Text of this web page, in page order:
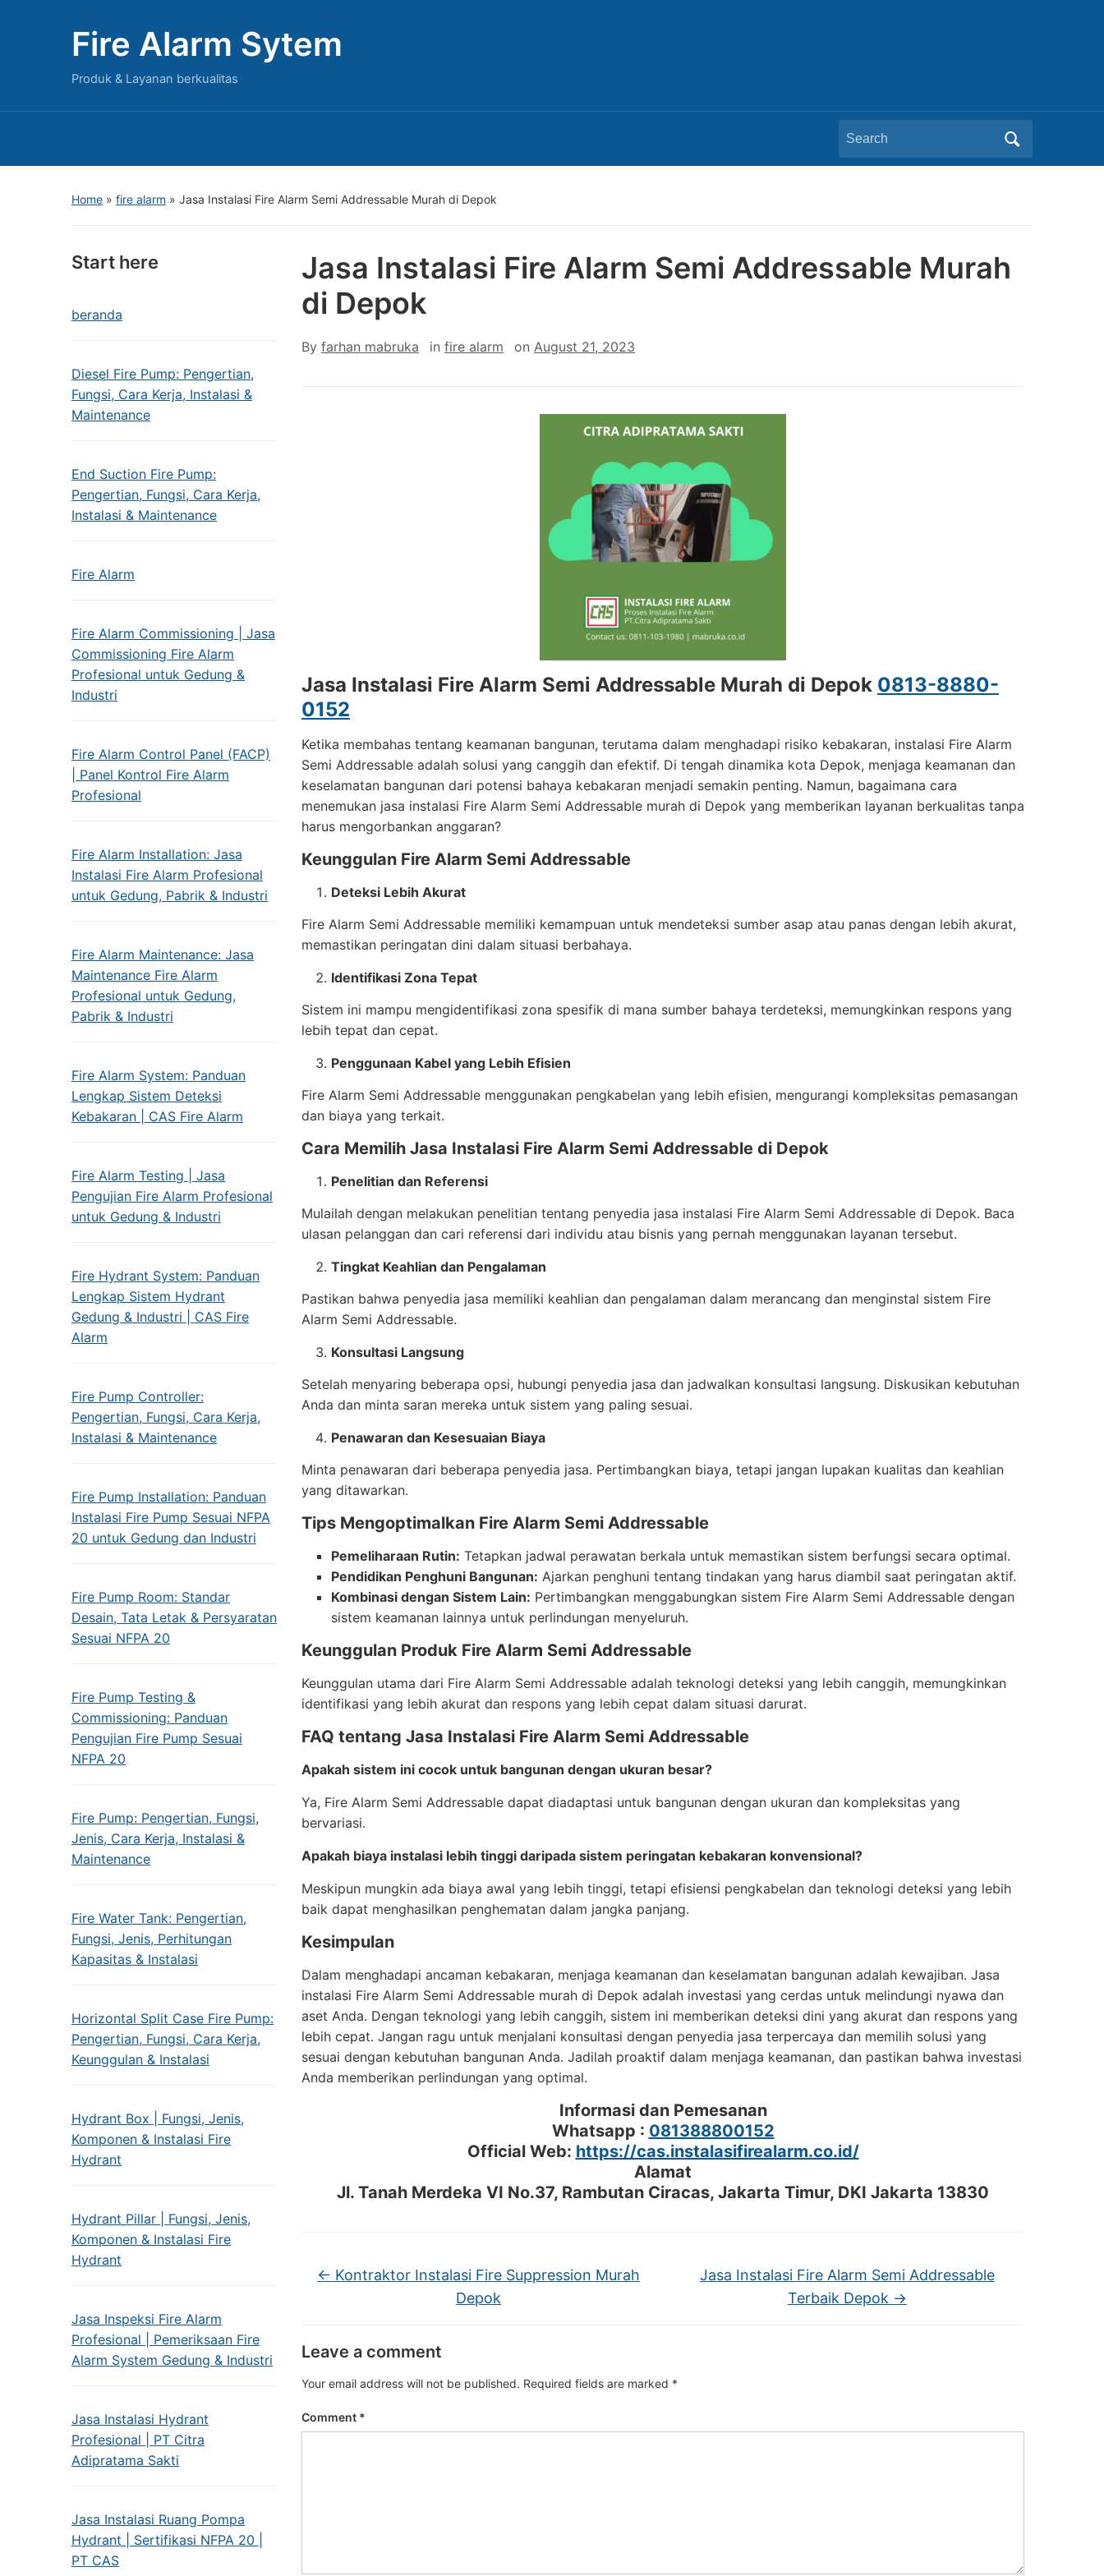
Fire Alarm Sytem
Produk & Layanan berkualitas
Search
for:
Home » fire alarm » Jasa Instalasi Fire Alarm Semi Addressable Murah di Depok
Start here
beranda
Diesel Fire Pump: Pengertian,
Fungsi, Cara Kerja, Instalasi &
Maintenance
End Suction Fire Pump:
Pengertian, Fungsi, Cara Kerja,
Instalasi & Maintenance
Fire Alarm
Fire Alarm Commissioning | Jasa
Commissioning Fire Alarm
Profesional untuk Gedung &
Industri
Fire Alarm Control Panel (FACP)
| Panel Kontrol Fire Alarm
Profesional
Fire Alarm Installation: Jasa
Instalasi Fire Alarm Profesional
untuk Gedung, Pabrik & Industri
Fire Alarm Maintenance: Jasa
Maintenance Fire Alarm
Profesional untuk Gedung,
Pabrik & Industri
Fire Alarm System: Panduan
Lengkap Sistem Deteksi
Kebakaran | CAS Fire Alarm
Fire Alarm Testing | Jasa
Pengujian Fire Alarm Profesional
untuk Gedung & Industri
Fire Hydrant System: Panduan
Lengkap Sistem Hydrant
Gedung & Industri | CAS Fire
Alarm
Fire Pump Controller:
Pengertian, Fungsi, Cara Kerja,
Instalasi & Maintenance
Fire Pump Installation: Panduan
Instalasi Fire Pump Sesuai NFPA
20 untuk Gedung dan Industri
Fire Pump Room: Standar
Desain, Tata Letak & Persyaratan
Sesuai NFPA 20
Fire Pump Testing &
Commissioning: Panduan
Pengujian Fire Pump Sesuai
NFPA 20
Fire Pump: Pengertian, Fungsi,
Jenis, Cara Kerja, Instalasi &
Maintenance
Fire Water Tank: Pengertian,
Fungsi, Jenis, Perhitungan
Kapasitas & Instalasi
Horizontal Split Case Fire Pump:
Pengertian, Fungsi, Cara Kerja,
Keunggulan & Instalasi
Hydrant Box | Fungsi, Jenis,
Komponen & Instalasi Fire
Hydrant
Hydrant Pillar | Fungsi, Jenis,
Komponen & Instalasi Fire
Hydrant
Jasa Inspeksi Fire Alarm
Profesional | Pemeriksaan Fire
Alarm System Gedung & Industri
Jasa Instalasi Hydrant
Profesional | PT Citra
Adipratama Sakti
Jasa Instalasi Ruang Pompa
Hydrant | Sertifikasi NFPA 20 |
PT CAS
Jasa Instalasi Fire Alarm Semi Addressable Murah
di Depok
By farhan mabruka in fire alarm on August 21, 2023
Jasa Instalasi Fire Alarm Semi Addressable Murah di Depok 0813-8880-
0152
Ketika membahas tentang keamanan bangunan, terutama dalam menghadapi risiko kebakaran, instalasi Fire Alarm
Semi Addressable adalah solusi yang canggih dan efektif. Di tengah dinamika kota Depok, menjaga keamanan dan
keselamatan bangunan dari potensi bahaya kebakaran menjadi semakin penting. Namun, bagaimana cara
menemukan jasa instalasi Fire Alarm Semi Addressable murah di Depok yang memberikan layanan berkualitas tanpa
harus mengorbankan anggaran?
Keunggulan Fire Alarm Semi Addressable
Deteksi Lebih Akurat
Fire Alarm Semi Addressable memiliki kemampuan untuk mendeteksi sumber asap atau panas dengan lebih akurat,
memastikan peringatan dini dalam situasi berbahaya.
Identifikasi Zona Tepat
Sistem ini mampu mengidentifikasi zona spesifik di mana sumber bahaya terdeteksi, memungkinkan respons yang
lebih tepat dan cepat.
Penggunaan Kabel yang Lebih Efisien
Fire Alarm Semi Addressable menggunakan pengkabelan yang lebih efisien, mengurangi kompleksitas pemasangan
dan biaya yang terkait.
Cara Memilih Jasa Instalasi Fire Alarm Semi Addressable di Depok
Penelitian dan Referensi
Mulailah dengan melakukan penelitian tentang penyedia jasa instalasi Fire Alarm Semi Addressable di Depok. Baca
ulasan pelanggan dan cari referensi dari individu atau bisnis yang pernah menggunakan layanan tersebut.
Tingkat Keahlian dan Pengalaman
Pastikan bahwa penyedia jasa memiliki keahlian dan pengalaman dalam merancang dan menginstal sistem Fire
Alarm Semi Addressable.
Konsultasi Langsung
Setelah menyaring beberapa opsi, hubungi penyedia jasa dan jadwalkan konsultasi langsung. Diskusikan kebutuhan
Anda dan minta saran mereka untuk sistem yang paling sesuai.
Penawaran dan Kesesuaian Biaya
Minta penawaran dari beberapa penyedia jasa. Pertimbangkan biaya, tetapi jangan lupakan kualitas dan keahlian
yang ditawarkan.
Tips Mengoptimalkan Fire Alarm Semi Addressable
Pemeliharaan Rutin: Tetapkan jadwal perawatan berkala untuk memastikan sistem berfungsi secara optimal.
Pendidikan Penghuni Bangunan: Ajarkan penghuni tentang tindakan yang harus diambil saat peringatan aktif.
Kombinasi dengan Sistem Lain: Pertimbangkan menggabungkan sistem Fire Alarm Semi Addressable dengan
sistem keamanan lainnya untuk perlindungan menyeluruh.
Keunggulan Produk Fire Alarm Semi Addressable
Keunggulan utama dari Fire Alarm Semi Addressable adalah teknologi deteksi yang lebih canggih, memungkinkan
identifikasi yang lebih akurat dan respons yang lebih cepat dalam situasi darurat.
FAQ tentang Jasa Instalasi Fire Alarm Semi Addressable
Apakah sistem ini cocok untuk bangunan dengan ukuran besar?
Ya, Fire Alarm Semi Addressable dapat diadaptasi untuk bangunan dengan ukuran dan kompleksitas yang
bervariasi.
Apakah biaya instalasi lebih tinggi daripada sistem peringatan kebakaran konvensional?
Meskipun mungkin ada biaya awal yang lebih tinggi, tetapi efisiensi pengkabelan dan teknologi deteksi yang lebih
baik dapat menghasilkan penghematan dalam jangka panjang.
Kesimpulan
Dalam menghadapi ancaman kebakaran, menjaga keamanan dan keselamatan bangunan adalah kewajiban. Jasa
instalasi Fire Alarm Semi Addressable murah di Depok adalah investasi yang cerdas untuk melindungi nyawa dan
aset Anda. Dengan teknologi yang lebih canggih, sistem ini memberikan deteksi dini yang akurat dan respons yang
lebih cepat. Jangan ragu untuk menjalani konsultasi dengan penyedia jasa terpercaya dan memilih solusi yang
sesuai dengan kebutuhan bangunan Anda. Jadilah proaktif dalam menjaga keamanan, dan pastikan bahwa investasi
Anda memberikan perlindungan yang optimal.
Informasi dan Pemesanan
Whatsapp : 081388800152
Official Web: https://cas.instalasifirealarm.co.id/
Alamat
Jl. Tanah Merdeka VI No.37, Rambutan Ciracas, Jakarta Timur, DKI Jakarta 13830
← Kontraktor Instalasi Fire Suppression Murah
Depok
Jasa Instalasi Fire Alarm Semi Addressable
Terbaik Depok →
Leave a comment
Your email address will not be published. Required fields are marked *
Comment *